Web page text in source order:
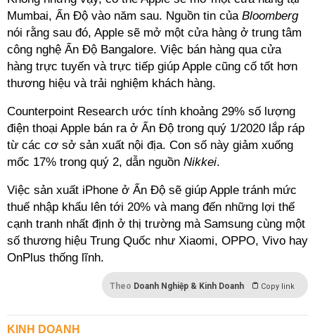
Mumbai, Ấn Độ vào năm sau. Nguồn tin của Bloomberg
nói rằng sau đó, Apple sẽ mở một cửa hàng ở trung tâm
công nghệ Ấn Độ Bangalore. Việc bán hàng qua cửa
hàng trực tuyến và trực tiếp giúp Apple cũng cố tốt hơn
thương hiệu và trải nghiệm khách hàng.
Counterpoint Research ước tính khoảng 29% số lượng
điện thoại Apple bán ra ở Ấn Độ trong quý 1/2020 lắp ráp
từ các cơ sở sản xuất nội địa. Con số này giảm xuống
mốc 17% trong quý 2, dẫn nguồn Nikkei.
Việc sản xuất iPhone ở Ấn Độ sẽ giúp Apple tránh mức
thuế nhập khẩu lên tới 20% và mang đến những lợi thế
cạnh tranh nhất định ở thị trường mà Samsung cùng một
số thương hiệu Trung Quốc như Xiaomi, OPPO, Vivo hay
OnPlus thống lĩnh.
Theo Doanh Nghiệp & Kinh Doanh Copy link
KINH DOANH